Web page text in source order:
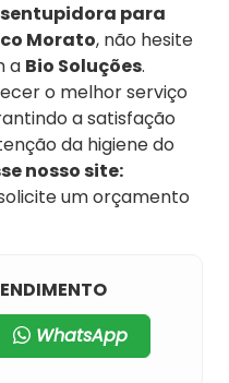
para
Morato, não hesite
a Bio Soluções.
o melhor serviço
a satisfação
da higiene do
nosso site:
um orçamento
WhatsApp